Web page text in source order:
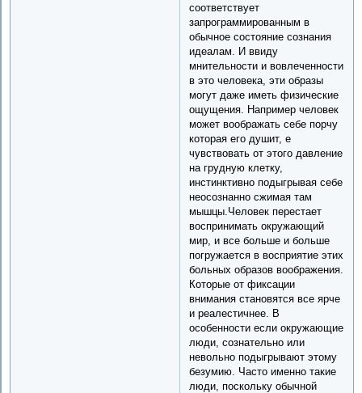
соответствует
запрограммированным в
обычное состояние сознания
идеалам. И ввиду
мнительности и вовлеченности
в это человека, эти образы
могут даже иметь физические
ощущения. Например человек
может воображать себе порчу
которая его душит, е
чувствовать от этого давление
на грудную клетку,
инстинктивно подыгрывая себе
неосознанно сжимая там
мышцы.Человек перестает
воспринимать окружающий
мир, и все больше и больше
погружается в восприятие этих
больных образов воображения.
Которые от фиксации
внимания становятся все ярче
и реалестичнее. В
особенности если окружающие
люди, сознательно или
невольно подыгрывают этому
безумию. Часто именно такие
люди, поскольку обычной